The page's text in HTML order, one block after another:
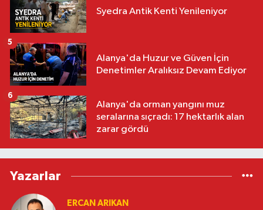
Syedra Antik Kenti Yenileniyor
Alanya'da Huzur ve Güven İçin
Denetimler Aralıksız Devam Ediyor
5
Alanya'da orman yangını muz
seralarına sıçradı: 17 hektarlık alan
zarar gördü
6
Yazarlar
ERCAN ARIKAN